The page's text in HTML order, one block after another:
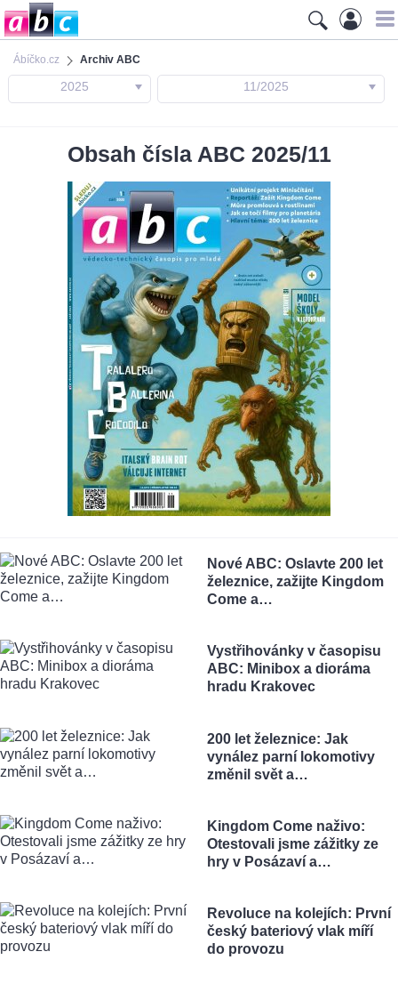
Ábíčko.cz Archiv ABC
2025 11/2025
Obsah čísla ABC 2025/11
Nové ABC: Oslavte 200 let
železnice, zažijte Kingdom
Come a…
Vystřihovánky v časopisu
ABC: Minibox a dioráma
hradu Krakovec
200 let železnice: Jak
vynález parní lokomotivy
změnil svět a…
Kingdom Come naživo:
Otestovali jsme zážitky ze
hry v Posázaví a…
Revoluce na kolejích: První
český bateriový vlak míří
do provozu